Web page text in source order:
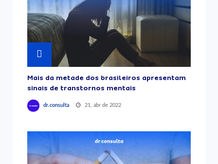
Mais da metade dos brasileiros apresentam
sinais de transtornos mentais
dr.consulta 21, abr de 2022